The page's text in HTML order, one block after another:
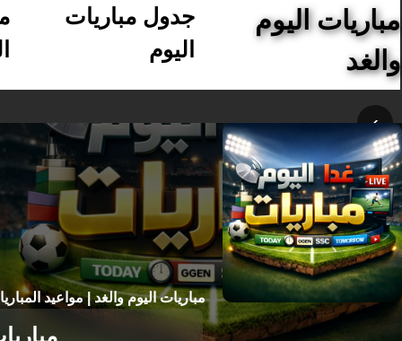
مباريات اليوم
والغد
جدول مباريات
اليوم
›
مباريات اليوم والغد | مواعيد